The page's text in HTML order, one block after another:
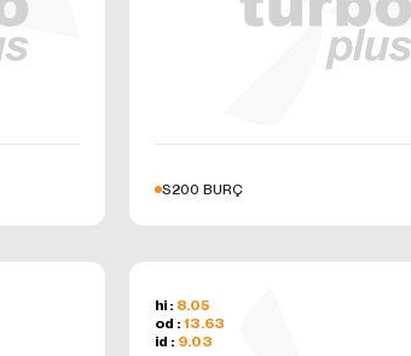
S200 BURÇ
hi : 8.05
od : 13.63
id : 9.03